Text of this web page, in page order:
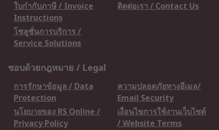
ใบกำกับภาษี / Invoice
Instructions
ติดต่อเรา / Contact Us
โซลูชั่นการบริการ /
Service Solutions
ชอบด้วยกฎหมาย / Legal
การรักษาข้อมูล / Data
Protection
ความปลอดภัยทางอีเมล/
Email Security
นโยบายของ RS Online /
Privacy Policy
เงื่อนไขการใช้งานเว็บไซต์
/ Website Terms